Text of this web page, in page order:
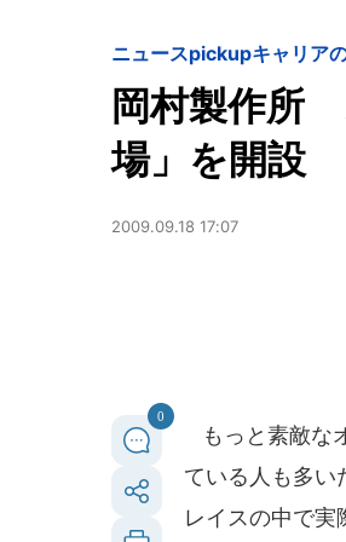
ニュースpickupキャリア
岡村製作所
場」を開設
2009.09.18 17:07
0
もっと素敵な
ている人も多い
レイスの中で実